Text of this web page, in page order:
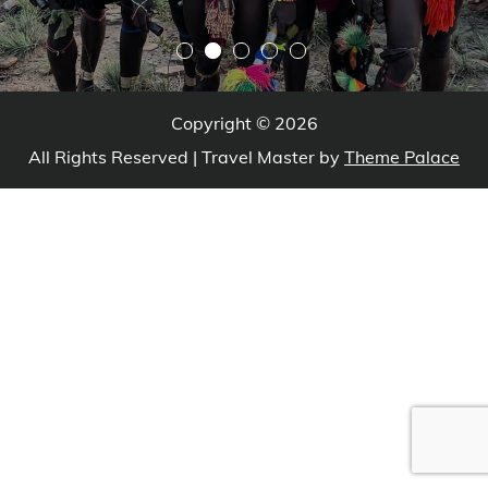
d’Ivoire
Copyright © 2026
All Rights Reserved | Travel Master by Theme Palace